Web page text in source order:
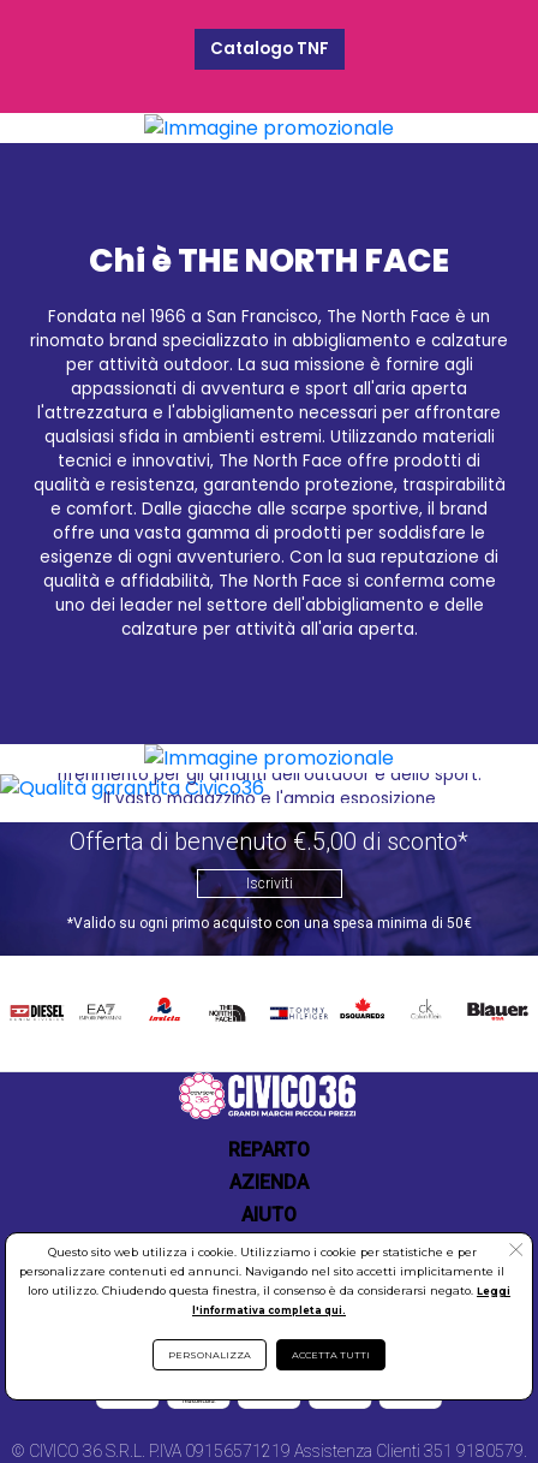
Catalogo TNF
Chi è THE NORTH FACE
Fondata nel 1966 a San Francisco, The North Face è un
rinomato brand specializzato in abbigliamento e calzature
per attività outdoor. La sua missione è fornire agli
appassionati di avventura e sport all'aria aperta
l'attrezzatura e l'abbigliamento necessari per affrontare
qualsiasi sfida in ambienti estremi. Utilizzando materiali
tecnici e innovativi, The North Face offre prodotti di
qualità e resistenza, garantendo protezione, traspirabilità
e comfort. Dalle giacche alle scarpe sportive, il brand
offre una vasta gamma di prodotti per soddisfare le
esigenze di ogni avventuriero. Con la sua reputazione di
qualità e affidabilità, The North Face si conferma come
uno dei leader nel settore dell'abbigliamento e delle
calzature per attività all'aria aperta.
Qualità garantita Civico36
Sei alla ricerca dei migliori prodotti del brand THE
NORTH FACE? Sul sito e-commerce Civico36.store
troverai una vasta selezione dei migliori articoli di
questo rinomato marchio, specializzato in
abbigliamento e calzature per attività outdoor. Dal
comfort della tua casa, potrai navigare tra le
diverse categorie di prodotti, scegliere quelli che
preferisci e riceverli direttamente a casa tua in
tempi brevi. Grazie alla sua pluriennale esperienza
rivenditore online, ma un vero e proprio punto di
riferimento per gli amanti dell'outdoor e dello sport.
Il vasto magazzino e l'ampia esposizione
permettono di soddisfare le esigenze di ogni
cliente, offrendo una gamma di prodotti THE NORTH
FACE che spazia dall'abbigliamento alle calzature,
dagli accessori all'attrezzatura sportiva. Grazie alla
precisa organizzazione delle categorie e alla
dettagliata descrizione di ogni prodotto, fare
l'ottimo rapporto qualità-prezzo ti permetterà di
risparmiare senza rinunciare alla qualità che
convenienza e un'ampia scelta di prodotti a portata
di click.
Scopri T.N.F.
Offerta di benvenuto €.5,00 di sconto*
Iscriviti
*Valido su ogni primo acquisto con una spesa minima di 50€
DIESEL EA7 INVICTATHE
TOMMY
DSQUARED2
CALVIN BLAUER
REPARTO
AZIENDA
AIUTO
© CIVICO 36 S.R.L. P.IVA 09156571219 Assistenza Clienti 351 9180579.
Questo sito web utilizza i cookie. Utilizziamo i cookie per statistiche e per
personalizzare contenuti ed annunci. Navigando nel sito accetti implicitamente il
loro utilizzo. Chiudendo questa finestra, il consenso è da considerarsi negato. Leggi
l'informativa completa qui.
PERSONALIZZA ACCETTA TUTTI